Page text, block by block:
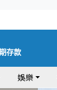
存款
娛樂